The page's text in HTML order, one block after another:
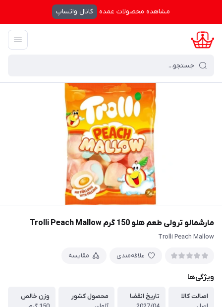
مشاهده محصولات عمده کانال واتساپ
کرال شاپینگ / فهرست محصولات
مارشمالو ترولی طعم هلو 150 گرم Trolli Peach Mallow
Trolli Peach Mallow
علاقه‌مندی مقایسه
ویژگی‌ها
اصالت کالا
تاریخ انقضا
محصول کشور
وزن خالص